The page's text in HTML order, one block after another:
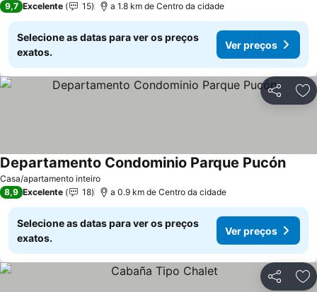
9,7 Excelente 15 a 1.8 km de Centro da cidade
Selecione as datas para ver os preços
exatos.
Ver preços
Partilhar
Casa/apartamento inteiro
Departamento Condominio Parque Pucón
8,9 Excelente 18 a 0.9 km de Centro da cidade
Selecione as datas para ver os preços
exatos.
Ver preços
Partilhar